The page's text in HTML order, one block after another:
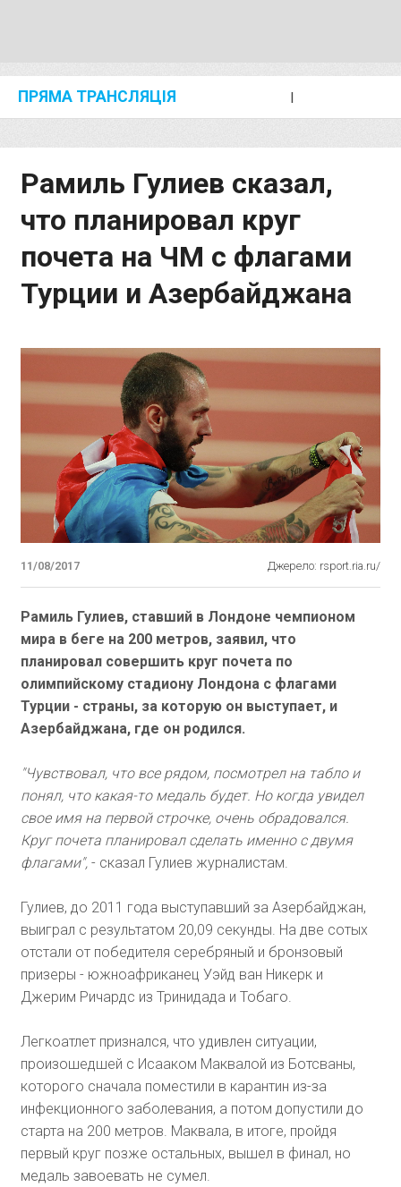
ПРЯМА ТРАНСЛЯЦІЯ I
Рамиль Гулиев сказал,
что планировал круг
почета на ЧМ с флагами
Турции и Азербайджана
11/08/2017 Джерело: rsport.ria.ru/
Рамиль Гулиев, ставший в Лондоне чемпионом
мира в беге на 200 метров, заявил, что
планировал совершить круг почета по
олимпийскому стадиону Лондона с флагами
Турции - страны, за которую он выступает, и
Азербайджана, где он родился.
"Чувствовал, что все рядом, посмотрел на табло и
понял, что какая-то медаль будет. Но когда увидел
свое имя на первой строчке, очень обрадовался.
Круг почета планировал сделать именно с двумя
флагами",- сказал Гулиев журналистам.
Гулиев, до 2011 года выступавший за Азербайджан,
выиграл с результатом 20,09 секунды. На две сотых
отстали от победителя серебряный и бронзовый
призеры - южноафриканец Уэйд ван Никерк и
Джерим Ричардс из Тринидада и Тобаго.
Легкоатлет признался, что удивлен ситуации,
произошедшей с Исааком Маквалой из Ботсваны,
которого сначала поместили в карантин из-за
инфекционного заболевания, а потом допустили до
старта на 200 метров. Маквала, в итоге, пройдя
первый круг позже остальных, вышел в финал, но
медаль завоевать не сумел.